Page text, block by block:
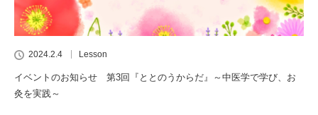
2024.2.4 Lesson
イベントのお知らせ 第3回『ととのうからだ』～中医学で学び、お
灸を実践～